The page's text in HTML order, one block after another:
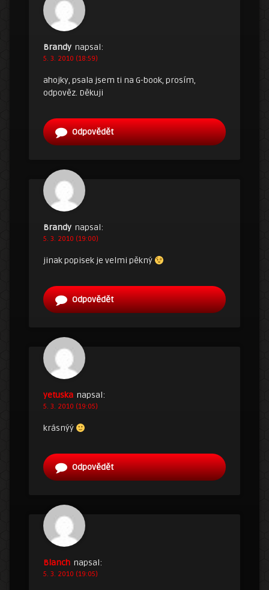
Brandy napsal:
5. 3. 2010 (18:59)
ahojky, psala jsem ti na G-book, prosím,
odpověz. Děkuji
Odpovědět
Brandy napsal:
5. 3. 2010 (19:00)
jinak popisek je velmi pěkný
Odpovědět
yetuska napsal:
5. 3. 2010 (19:05)
krásnýý
Odpovědět
Blanch napsal:
5. 3. 2010 (19:05)